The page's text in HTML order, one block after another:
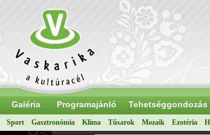
Galéria Programajánló Tehetséggondozás
Sport Gasztronómia Klíma Tűsarok Mozaik Ezotéria